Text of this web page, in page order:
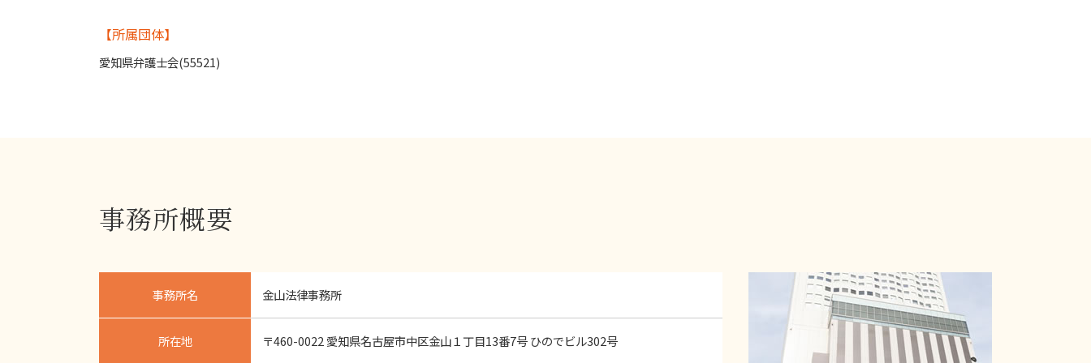
【所属団体】
愛知県弁護士会(55521)
事務所概要
事務所名 金山法律事務所
所在地 〒460-0022 愛知県名古屋市中区金山１丁目13番7号 ひのでビル302号